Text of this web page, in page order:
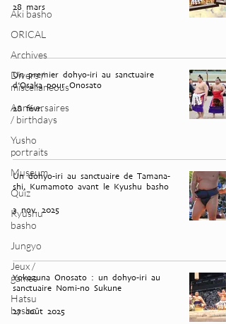
Aki basho
ORICAL
Archives
Divers /
miscellaneous
Anniversaires
/ birthdays
Yusho
portraits
Museum
Quiz
Kyushu
basho
Jungyo
Jeux /
games
Hatsu
basho
28 mars
Un premier dohyo-iri au sanctuaire
d’Osaka pour Onosato
28 févr.
Un dohyo-iri au sanctuaire de Tamana-
shi, Kumamoto avant le Kyushu basho
3 nov. 2025
Yokozuna Onosato : un dohyo-iri au
sanctuaire Nomi-no Sukune
27 août 2025